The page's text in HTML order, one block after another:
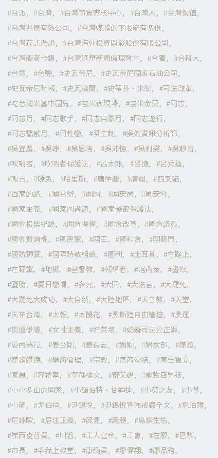
台派
台灣 台灣事實查核中心 台灣人
台灣價值
台灣兆億有效公司
台灣媒體的下限能有多低
台灣存託憑證
台灣海外投資開發股份有限公司
台灣版麥卡錫
台灣選舉新聞倫理誓言 台獨
台科大
台電
台鹽 史瓦帝尼
史瓦帝尼國家石油公司
史瓦帝尼時報
史瓦濟蘭 史蒂芬·米勒
司法改革
吃台灣米當中國鬼
吉米夜現場 吉米金莫
同志
同志月
同志歌手 同志自豪月
同志遊行
同志驕傲月
同性戀 君主制
吳姓資訊分析師
吳宜農
吳崢 吳思瑤 吳沛憶 吳釗燮
吳靜怡
吹哨者
吹哨者保護法 呂太郎 呂捷
呂秀蓮
呱吉
咪兔 哈里斯 唐仲慶 唐鳳
四叉貓
回家的路
國台辦 國圖 國安局
國安會
國家主義
國家圖書館
國家機密保護法
國會投票紀錄
國會擴權 國會改革
國會議員
國會質詢權
國民黨 國王 國科會
國籍門
國防預算
國際特赦組織 圖利 土耳其
在路上
在野黨
地獄 基督教 報導者 塔內萊
墨綠
墮胎
夏日戀情 多元 大同 大法官
大罷免
大罷免大成功
大自然 大陸地區 天主教
天堂
天祐台灣
太報 太陽花 奧斯陸自由論壇
奧運
奧運爭議
女性主義 好萊塢
妨礙司法公正罪
委內瑞拉
姜至剛 姜長志 婚姻 婦女部
媒體
媒體道德
學術倫理 宗教 官商勾結
宣告獨立
家暴
容積率 寧靜禱文 審美觀
寵物店男孩
小小多山的國家
小羅伯特·甘迺迪 小英之友
小草
小龍
尤伯祥 尹錫悅 尹錫悅宣佈戒嚴全文
尼泊爾
尼詠歐
居住正義 屍僵 屍體
島嶼生態
崔西查普曼
川普 工人皇帝 工會 左膠
巴黎
市長
帶我上教堂 康納曼 廖偉翔
廖品鈞